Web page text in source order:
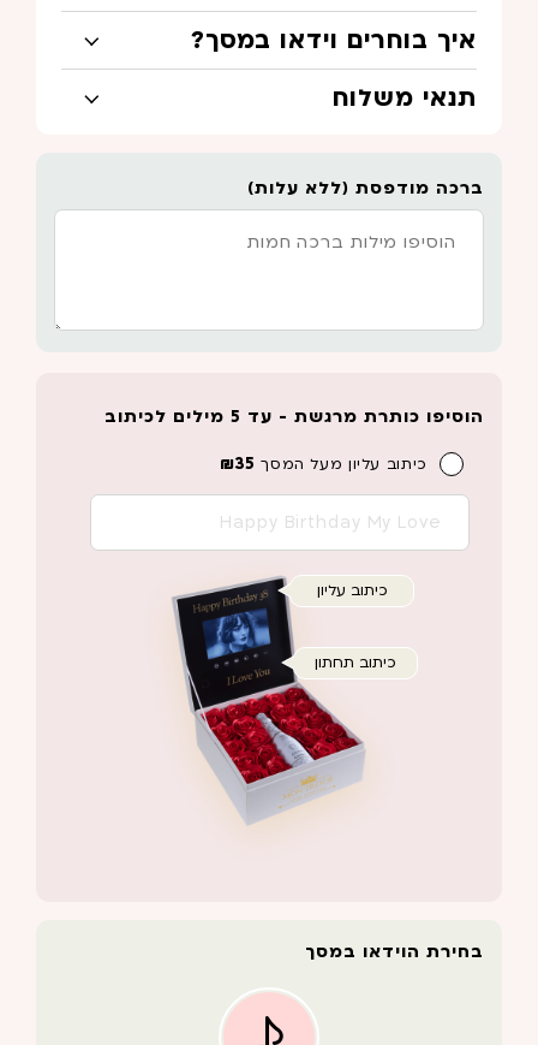
איך בוחרים וידאו במסך?
תנאי משלוח
ברכה מודפסת (ללא עלות)
כיתוב עליון
כיתוב תחתון
הוסיפו כותרת מרגשת - עד 5 מילים לכיתוב
כיתוב עליון מעל המסך ₪35
בחירת הוידאו במסך